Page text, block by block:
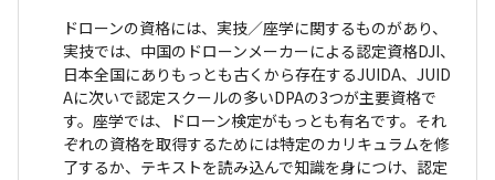
ドローンの資格には、実技／座学に関するものがあり、
実技では、中国のドローンメーカーによる認定資格DJI、
日本全国にありもっとも古くから存在するJUIDA、JUID
Aに次いで認定スクールの多いDPAの3つが主要資格で
す。座学では、ドローン検定がもっとも有名です。それ
ぞれの資格を取得するためには特定のカリキュラムを修
了するか、テキストを読み込んで知識を身につけ、認定